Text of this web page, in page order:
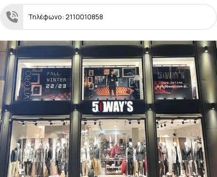
Τηλέφωνο: 2110010858